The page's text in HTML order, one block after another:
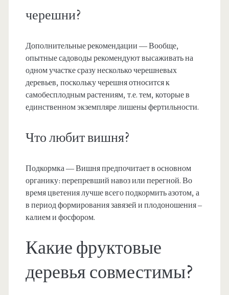
черешни?
Дополнительные рекомендации — Вообще,
опытные садоводы рекомендуют высаживать на
одном участке сразу несколько черешневых
деревьев, поскольку черешня относится к
самобесплодным растениям, т.е. тем, которые в
единственном экземпляре лишены фертильности.
Что любит вишня?
Подкормка — Вишня предпочитает в основном
органику: перепревший навоз или перегной. Во
время цветения лучше всего подкормить азотом, а
в период формирования завязей и плодоношения –
калием и фосфором.
Какие фруктовые
деревья совместимы?